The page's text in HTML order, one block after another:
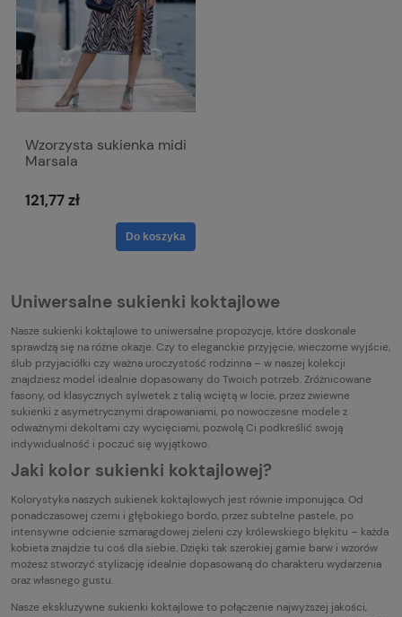
Wzorzysta sukienka midi
Marsala
121,77 zł
Do koszyka
Uniwersalne sukienki koktajlowe
Nasze sukienki koktajlowe to uniwersalne propozycje, które doskonale
sprawdzą się na różne okazje. Czy to eleganckie przyjęcie, wieczorne wyjście,
ślub przyjaciółki czy ważna uroczystość rodzinna – w naszej kolekcji
znajdziesz model idealnie dopasowany do Twoich potrzeb. Zróżnicowane
fasony, od klasycznych sylwetek z talią wciętą w locie, przez zwiewne
sukienki z asymetrycznymi drapowaniami, po nowoczesne modele z
odważnymi dekoltami czy wycięciami, pozwolą Ci podkreślić swoją
indywidualność i poczuć się wyjątkowo.
Jaki kolor sukienki koktajlowej?
Kolorystyka naszych sukienek koktajlowych jest równie imponująca. Od
ponadczasowej czerni i głębokiego bordo, przez subtelne pastele, po
intensywne odcienie szmaragdowej zieleni czy królewskiego błękitu – każda
kobieta znajdzie tu coś dla siebie. Dzięki tak szerokiej gamie barw i wzorów
możesz stworzyć stylizację idealnie dopasowaną do charakteru wydarzenia
oraz własnego gustu.
Nasze ekskluzywne sukienki koktajlowe to połączenie najwyższej jakości,